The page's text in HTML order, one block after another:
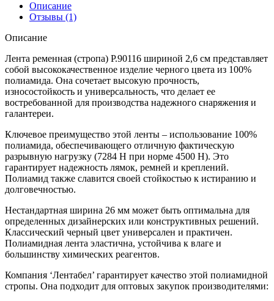
Описание
Отзывы (1)
Описание
Лента ременная (стропа) Р.90116 шириной 2,6 см представляет
собой высококачественное изделие черного цвета из 100%
полиамида. Она сочетает высокую прочность,
износостойкость и универсальность, что делает ее
востребованной для производства надежного снаряжения и
галантереи.
Ключевое преимущество этой ленты – использование 100%
полиамида, обеспечивающего отличную фактическую
разрывную нагрузку (7284 H при норме 4500 H). Это
гарантирует надежность лямок, ремней и креплений.
Полиамид также славится своей стойкостью к истиранию и
долговечностью.
Нестандартная ширина 26 мм может быть оптимальна для
определенных дизайнерских или конструктивных решений.
Классический черный цвет универсален и практичен.
Полиамидная лента эластична, устойчива к влаге и
большинству химических реагентов.
Компания ‘Лентабел’ гарантирует качество этой полиамидной
стропы. Она подходит для оптовых закупок производителями: